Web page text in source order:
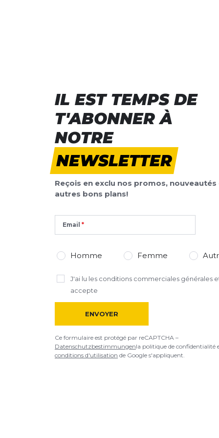
IL EST TEMPS DE
T'ABONNER À
NOTRE
NEWSLETTER
Reçois en exclu nos promos, nouveautés
autres bons plans!
Email
Homme Femme
J'ai lu les conditions commerciales générales
accepte
ENVOYER
Ce formulaire est protégé par reCAPTCHA –
Datenschutzbestimmungenla politique de confidentialité
conditions d'utilisation de Google s'appliquent.